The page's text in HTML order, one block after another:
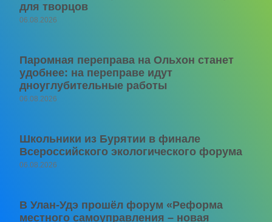
для творцов
06.08.2026
Паромная переправа на Ольхон станет
удобнее: на переправе идут
дноуглубительные работы
06.08.2026
Школьники из Бурятии в финале
Всероссийского экологического форума
06.08.2026
В Улан-Удэ прошёл форум «Реформа
местного самоуправления – новая